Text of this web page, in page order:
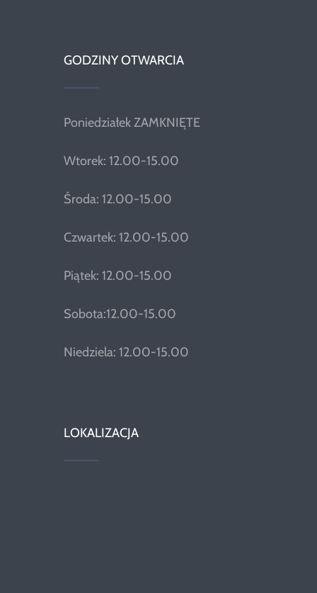
GODZINY OTWARCIA
Poniedziałek ZAMKNIĘTE
Wtorek: 12.00-15.00
Środa: 12.00-15.00
Czwartek: 12.00-15.00
Piątek: 12.00-15.00
Sobota:12.00-15.00
Niedziela: 12.00-15.00
LOKALIZACJA